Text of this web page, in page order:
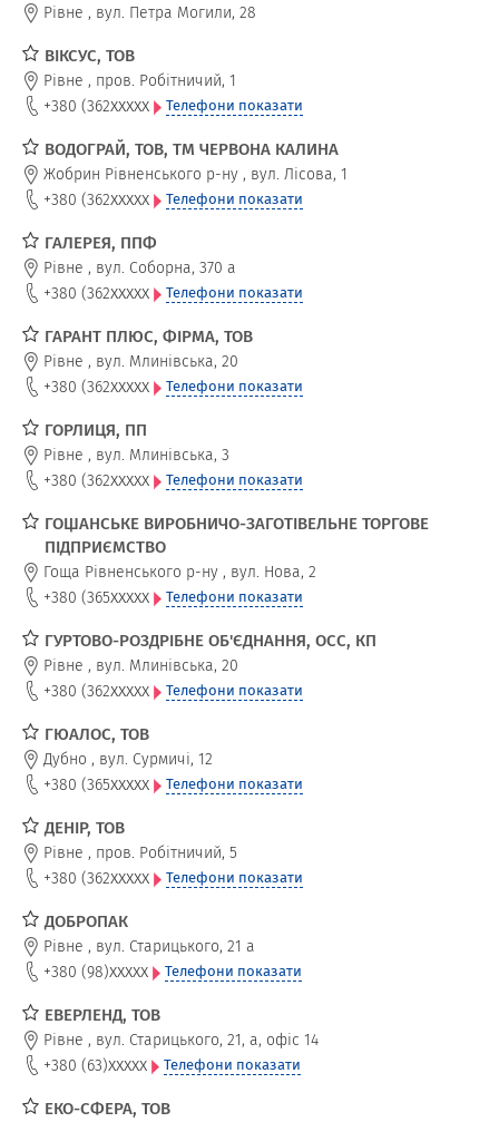
Рівне , вул. Петра Могили, 28
ВІКСУС, ТОВ
Рівне , пров. Робітничий, 1
+380 (362xxxxx Телефони показати
ВОДОГРАЙ, ТОВ, ТМ ЧЕРВОНА КАЛИНА
Жобрин Рівненського р-ну , вул. Лісова, 1
+380 (362xxxxx Телефони показати
ГАЛЕРЕЯ, ППФ
Рівне , вул. Соборна, 370 а
+380 (362xxxxx Телефони показати
ГАРАНТ ПЛЮС, ФІРМА, ТОВ
Рівне , вул. Млинівська, 20
+380 (362xxxxx Телефони показати
ГОРЛИЦЯ, ПП
Рівне , вул. Млинівська, 3
+380 (362xxxxx Телефони показати
ГОЩАНСЬКЕ ВИРОБНИЧО-ЗАГОТІВЕЛЬНЕ ТОРГОВЕ
ПІДПРИЄМСТВО
Гоща Рівненського р-ну , вул. Нова, 2
+380 (365xxxxx Телефони показати
ГУРТОВО-РОЗДРІБНЕ ОБ'ЄДНАННЯ, ОСС, КП
Рівне , вул. Млинівська, 20
+380 (362xxxxx Телефони показати
ГЮАЛОС, ТОВ
Дубно , вул. Сурмичі, 12
+380 (365xxxxx Телефони показати
ДЕНІР, ТОВ
Рівне , пров. Робітничий, 5
+380 (362xxxxx Телефони показати
ДОБРОПАК
Рівне , вул. Старицького, 21 а
+380 (98)xxxxx Телефони показати
ЕВЕРЛЕНД, ТОВ
Рівне , вул. Старицького, 21, а, офіс 14
+380 (63)xxxxx Телефони показати
ЕКО-СФЕРА, ТОВ